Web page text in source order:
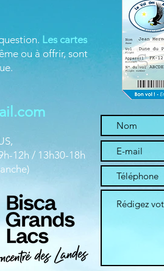
Les cartes
ou à offrir, sont
12h / 13h30-18h